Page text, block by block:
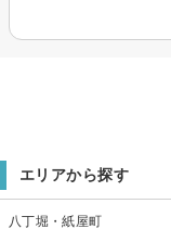
エリアから探す
八丁堀・紙屋町